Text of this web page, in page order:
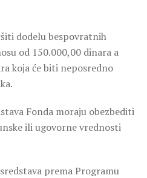
dodelu bespovratnih
od 150.000,00 dinara a
koja će biti neposredno
Fonda moraju obezbediti
ili ugovorne vrednosti
prema Programu